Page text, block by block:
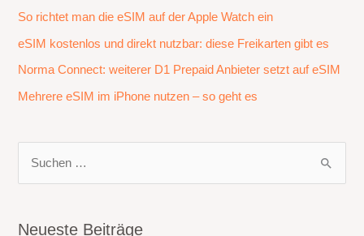
So richtet man die eSIM auf der Apple Watch ein
eSIM kostenlos und direkt nutzbar: diese Freikarten gibt es
Norma Connect: weiterer D1 Prepaid Anbieter setzt auf eSIM
Mehrere eSIM im iPhone nutzen – so geht es
h
Neueste Beiträge